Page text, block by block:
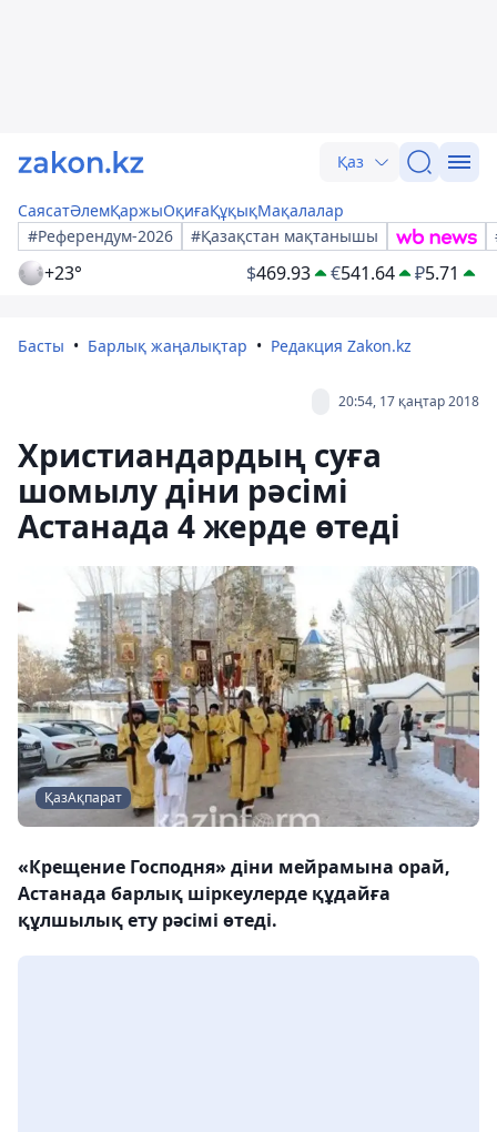
Қаз
СаясатӘлемҚаржыОқиғаҚұқықМақалалар
#Референдум-2026
#Қазақстан мақтанышы
+23° $469.93 €541.64 ₽5.71
Басты Барлық жаңалықтар Редакция Zakon.kz
20:54, 17 қаңтар 2018
Христиандардың суға
шомылу діни рәсімі
Астанада 4 жерде өтеді
ҚазАқпарат
«Крещение Господня» діни мейрамына орай,
Астанада барлық шіркеулерде құдайға
құлшылық ету рәсімі өтеді.